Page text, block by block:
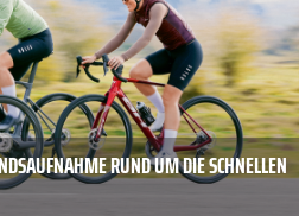
RUND UM DIE SCHNELLEN B